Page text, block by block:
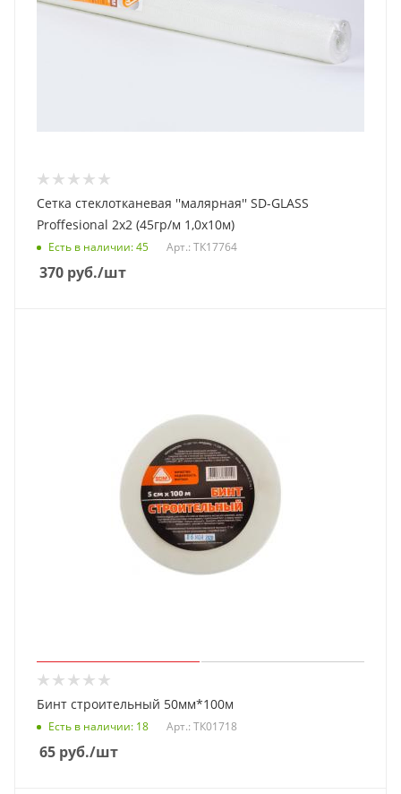
Сетка стеклотканевая ''малярная'' SD-GLASS
Proffesional 2х2 (45гр/м 1,0х10м)
Есть в наличии: 45 Арт.: ТК17764
370 руб./шт
Бинт строительный 50мм*100м
Есть в наличии: 18 Арт.: ТК01718
65 руб./шт